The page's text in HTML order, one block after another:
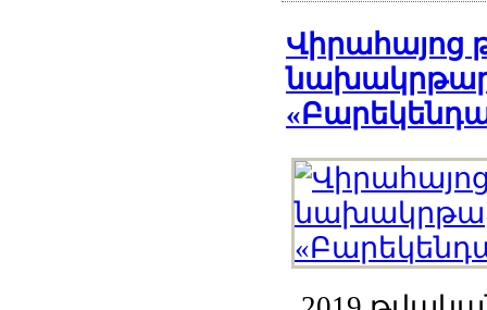
Վիրահայոց